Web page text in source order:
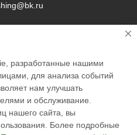
товаров для рыбалки по
и России
разработанные нашими
для анализа событий
нам улучшать
и обслуживание.
нашего сайта, вы
Более подробные